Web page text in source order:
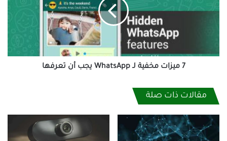
WhatsApp
7 ميزات مخفية لـ WhatsApp يجب أن تعرفها
مقالات ذات صلة